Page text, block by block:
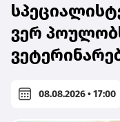
ვერ
08.08.2026 • 17:00